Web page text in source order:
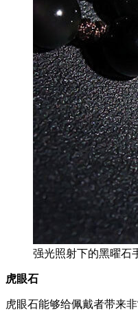
强光照射下的黑曜石
虎眼石
虎眼石能够给佩戴者带来